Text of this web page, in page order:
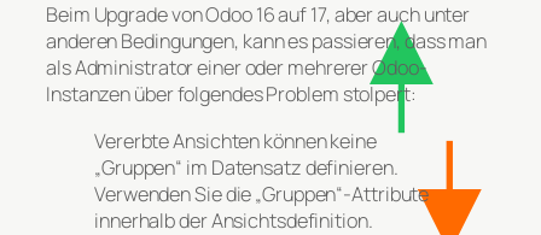
Beim Upgrade von Odoo 16 auf 17, aber auch unter
anderen Bedingungen, kann es passieren, dass man
als Administrator einer oder mehrerer Odoo-
Instanzen über folgendes Problem stolpert:
Vererbte Ansichten können keine
„Gruppen“ im Datensatz definieren.
Verwenden Sie die „Gruppen“-Attribute
innerhalb der Ansichtsdefinition.